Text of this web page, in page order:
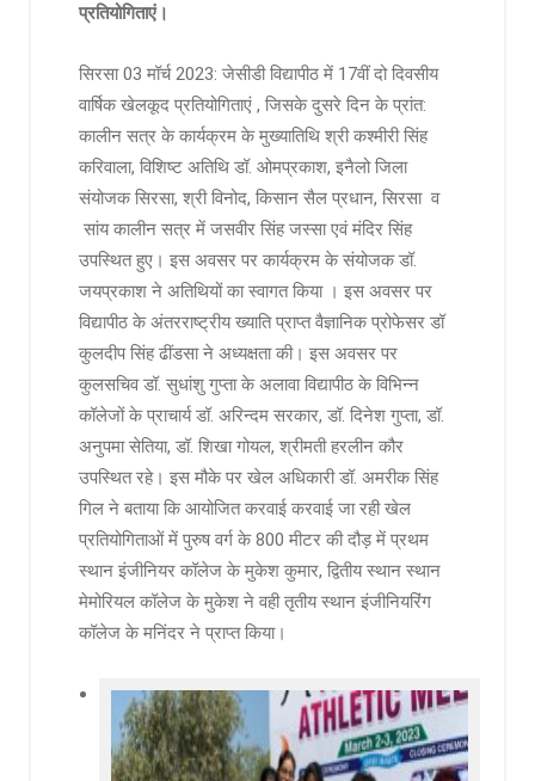
प्रतियोगिताएं।
सिरसा 03 मॉर्च 2023: जेसीडी विद्यापीठ में 17वीं दो दिवसीय
वार्षिक खेलकूद प्रतियोगिताएं , जिसके दुसरे दिन के प्रांत:
कालीन सत्र के कार्यक्रम के मुख्यातिथि श्री कश्मीरी सिंह
करिवाला, विशिष्ट अतिथि डॉ. ओमप्रकाश, इनैलो जिला
संयोजक सिरसा, श्री विनोद, किसान सैल प्रधान, सिरसा व
सांय कालीन सत्र में जसवीर सिंह जस्सा एवं मंदिर सिंह
उपस्थित हुए। इस अवसर पर कार्यक्रम के संयोजक डॉ.
जयप्रकाश ने अतिथियों का स्वागत किया । इस अवसर पर
विद्यापीठ के अंतरराष्ट्रीय ख्याति प्राप्त वैज्ञानिक प्रोफेसर डॉ
कुलदीप सिंह ढींडसा ने अध्यक्षता की। इस अवसर पर
कुलसचिव डॉ. सुधांशु गुप्ता के अलावा विद्यापीठ के विभिन्न
कॉलेजों के प्राचार्य डॉ. अरिन्दम सरकार, डॉ. दिनेश गुप्ता, डॉ.
अनुपमा सेतिया, डॉ. शिखा गोयल, श्रीमती हरलीन कौर
उपस्थित रहे। इस मौके पर खेल अधिकारी डॉ. अमरीक सिंह
गिल ने बताया कि आयोजित करवाई करवाई जा रही खेल
प्रतियोगिताओं में पुरुष वर्ग के 800 मीटर की दौड़ में प्रथम
स्थान इंजीनियर कॉलेज के मुकेश कुमार, द्वितीय स्थान स्थान
मेमोरियल कॉलेज के मुकेश ने वही तृतीय स्थान इंजीनियरिंग
कॉलेज के मनिंदर ने प्राप्त किया।